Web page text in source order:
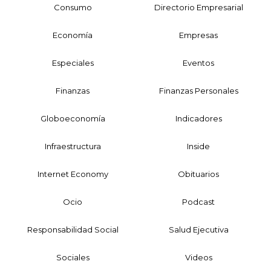
Consumo Directorio Empresarial
Economía Empresas
Especiales Eventos
Finanzas Finanzas Personales
Globoeconomía Indicadores
Infraestructura Inside
Internet Economy Obituarios
Ocio Podcast
Responsabilidad Social Salud Ejecutiva
Sociales Videos